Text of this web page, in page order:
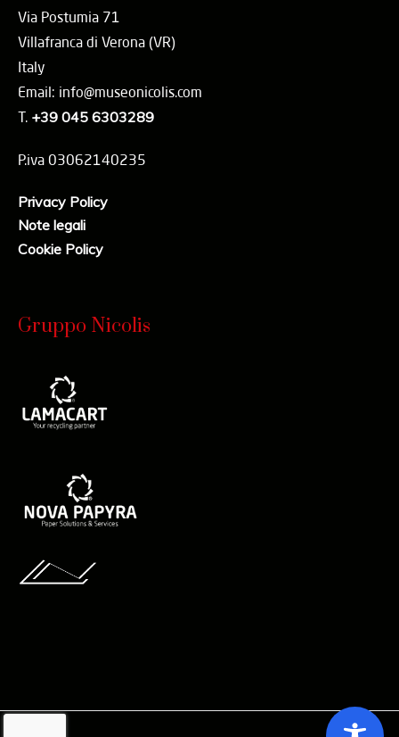
Via Postumia 71
Villafranca di Verona (VR)
Italy
Email: info@museonicolis.com
T. +39 045 6303289
P.iva 03062140235
Privacy Policy
Note legali
Cookie Policy
Gruppo Nicolis